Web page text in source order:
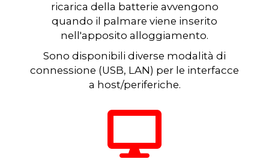
ricarica della batterie avvengono
quando il palmare viene inserito
nell'apposito alloggiamento.
Sono disponibili diverse modalità di
connessione (USB, LAN) per le interfacce
a host/periferiche.